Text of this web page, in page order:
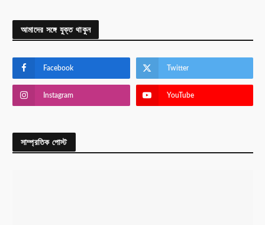
আমাদের সঙ্গে যুক্ত থাকুন
Facebook Twitter
Instagram YouTube
সাম্প্রতিক পোস্ট